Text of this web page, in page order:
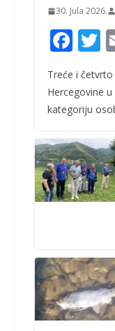
30. Jula 2026.
F
ac
e
b
o
k
T
Treće i
Hercegovine
kategoriju